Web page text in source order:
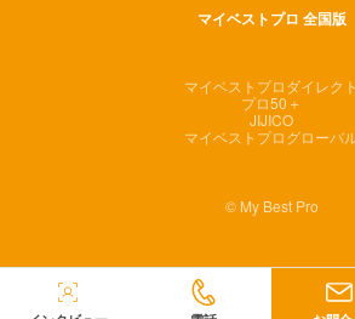
マイベストプロ 全国版
マイベストプロダイレクト
プロ50＋
JIJICO
マイベストプログローバ
© My Best Pro